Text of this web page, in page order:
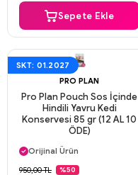
Sepete Ekle
SKT: 01.2027
PRO PLAN
Pro Plan Pouch Sos İçinde
Hindili Yavru Kedi
Konservesi 85 gr (12 AL 10
ÖDE)
Aynı Gün Kargo
Orijinal Ürün
Güvenli Ödeme
950,00 TL %50